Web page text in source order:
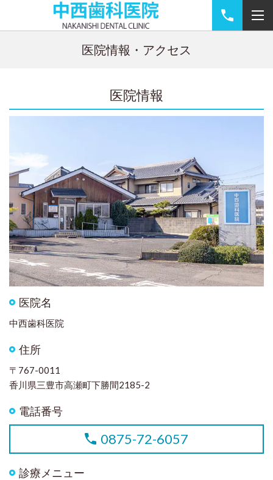
医院情報・アクセス
医院情報
医院名
中西歯科医院
住所
〒767-0011
香川県三豊市高瀬町下勝間2185-2
電話番号
0875-72-6057
診療メニュー